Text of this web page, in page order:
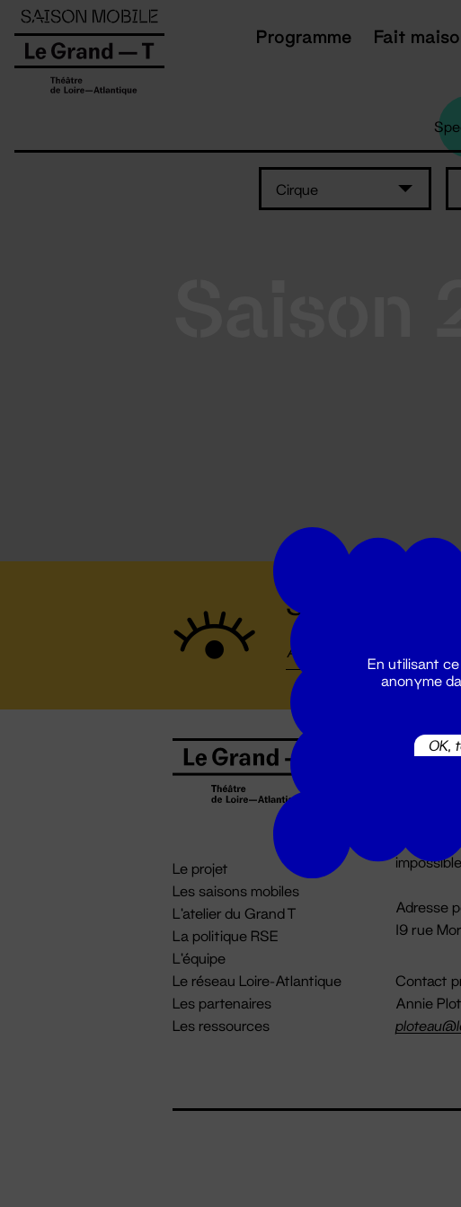
Programme Fait
Cirque
Suivez
Le projet
Les saisons mobiles
L'atelier du Grand T
La politique RSE
L'équipe
Le réseau Loire-Atlantique
Les partenaires
Les ressources
Billetterie
Adresse
19 rue
Contact
Annie
Panneau de gestion des cookies
En utilisant
anonyme
OK,